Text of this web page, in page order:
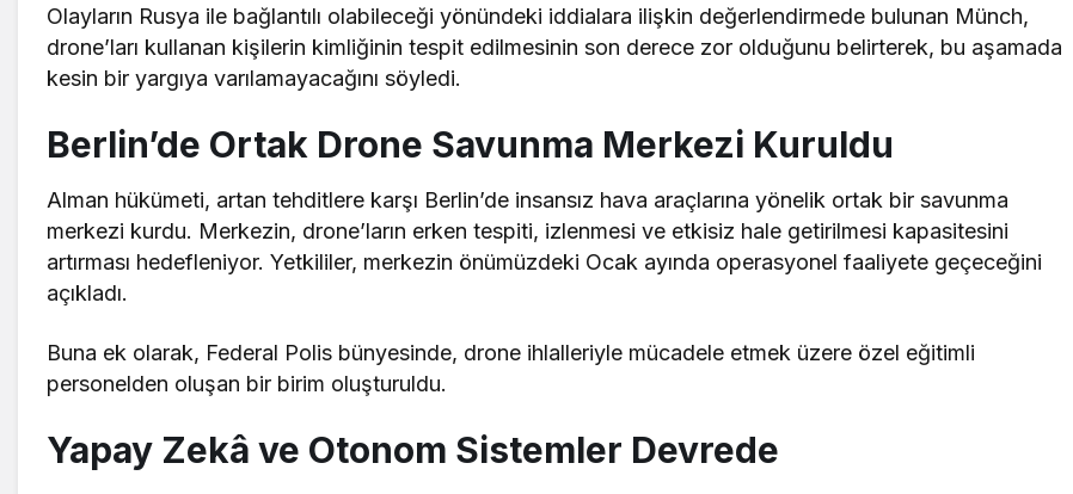
Olayların Rusya ile bağlantılı olabileceği yönündeki iddialara ilişkin değerlendirmede bulunan Münch,
drone’ları kullanan kişilerin kimliğinin tespit edilmesinin son derece zor olduğunu belirterek, bu aşamada
kesin bir yargıya varılamayacağını söyledi.
Berlin’de Ortak Drone Savunma Merkezi Kuruldu
Alman hükümeti, artan tehditlere karşı Berlin’de insansız hava araçlarına yönelik ortak bir savunma
merkezi kurdu. Merkezin, drone’ların erken tespiti, izlenmesi ve etkisiz hale getirilmesi kapasitesini
artırması hedefleniyor. Yetkililer, merkezin önümüzdeki Ocak ayında operasyonel faaliyete geçeceğini
açıkladı.
Buna ek olarak, Federal Polis bünyesinde, drone ihlalleriyle mücadele etmek üzere özel eğitimli
personelden oluşan bir birim oluşturuldu.
Yapay Zekâ ve Otonom Sistemler Devrede